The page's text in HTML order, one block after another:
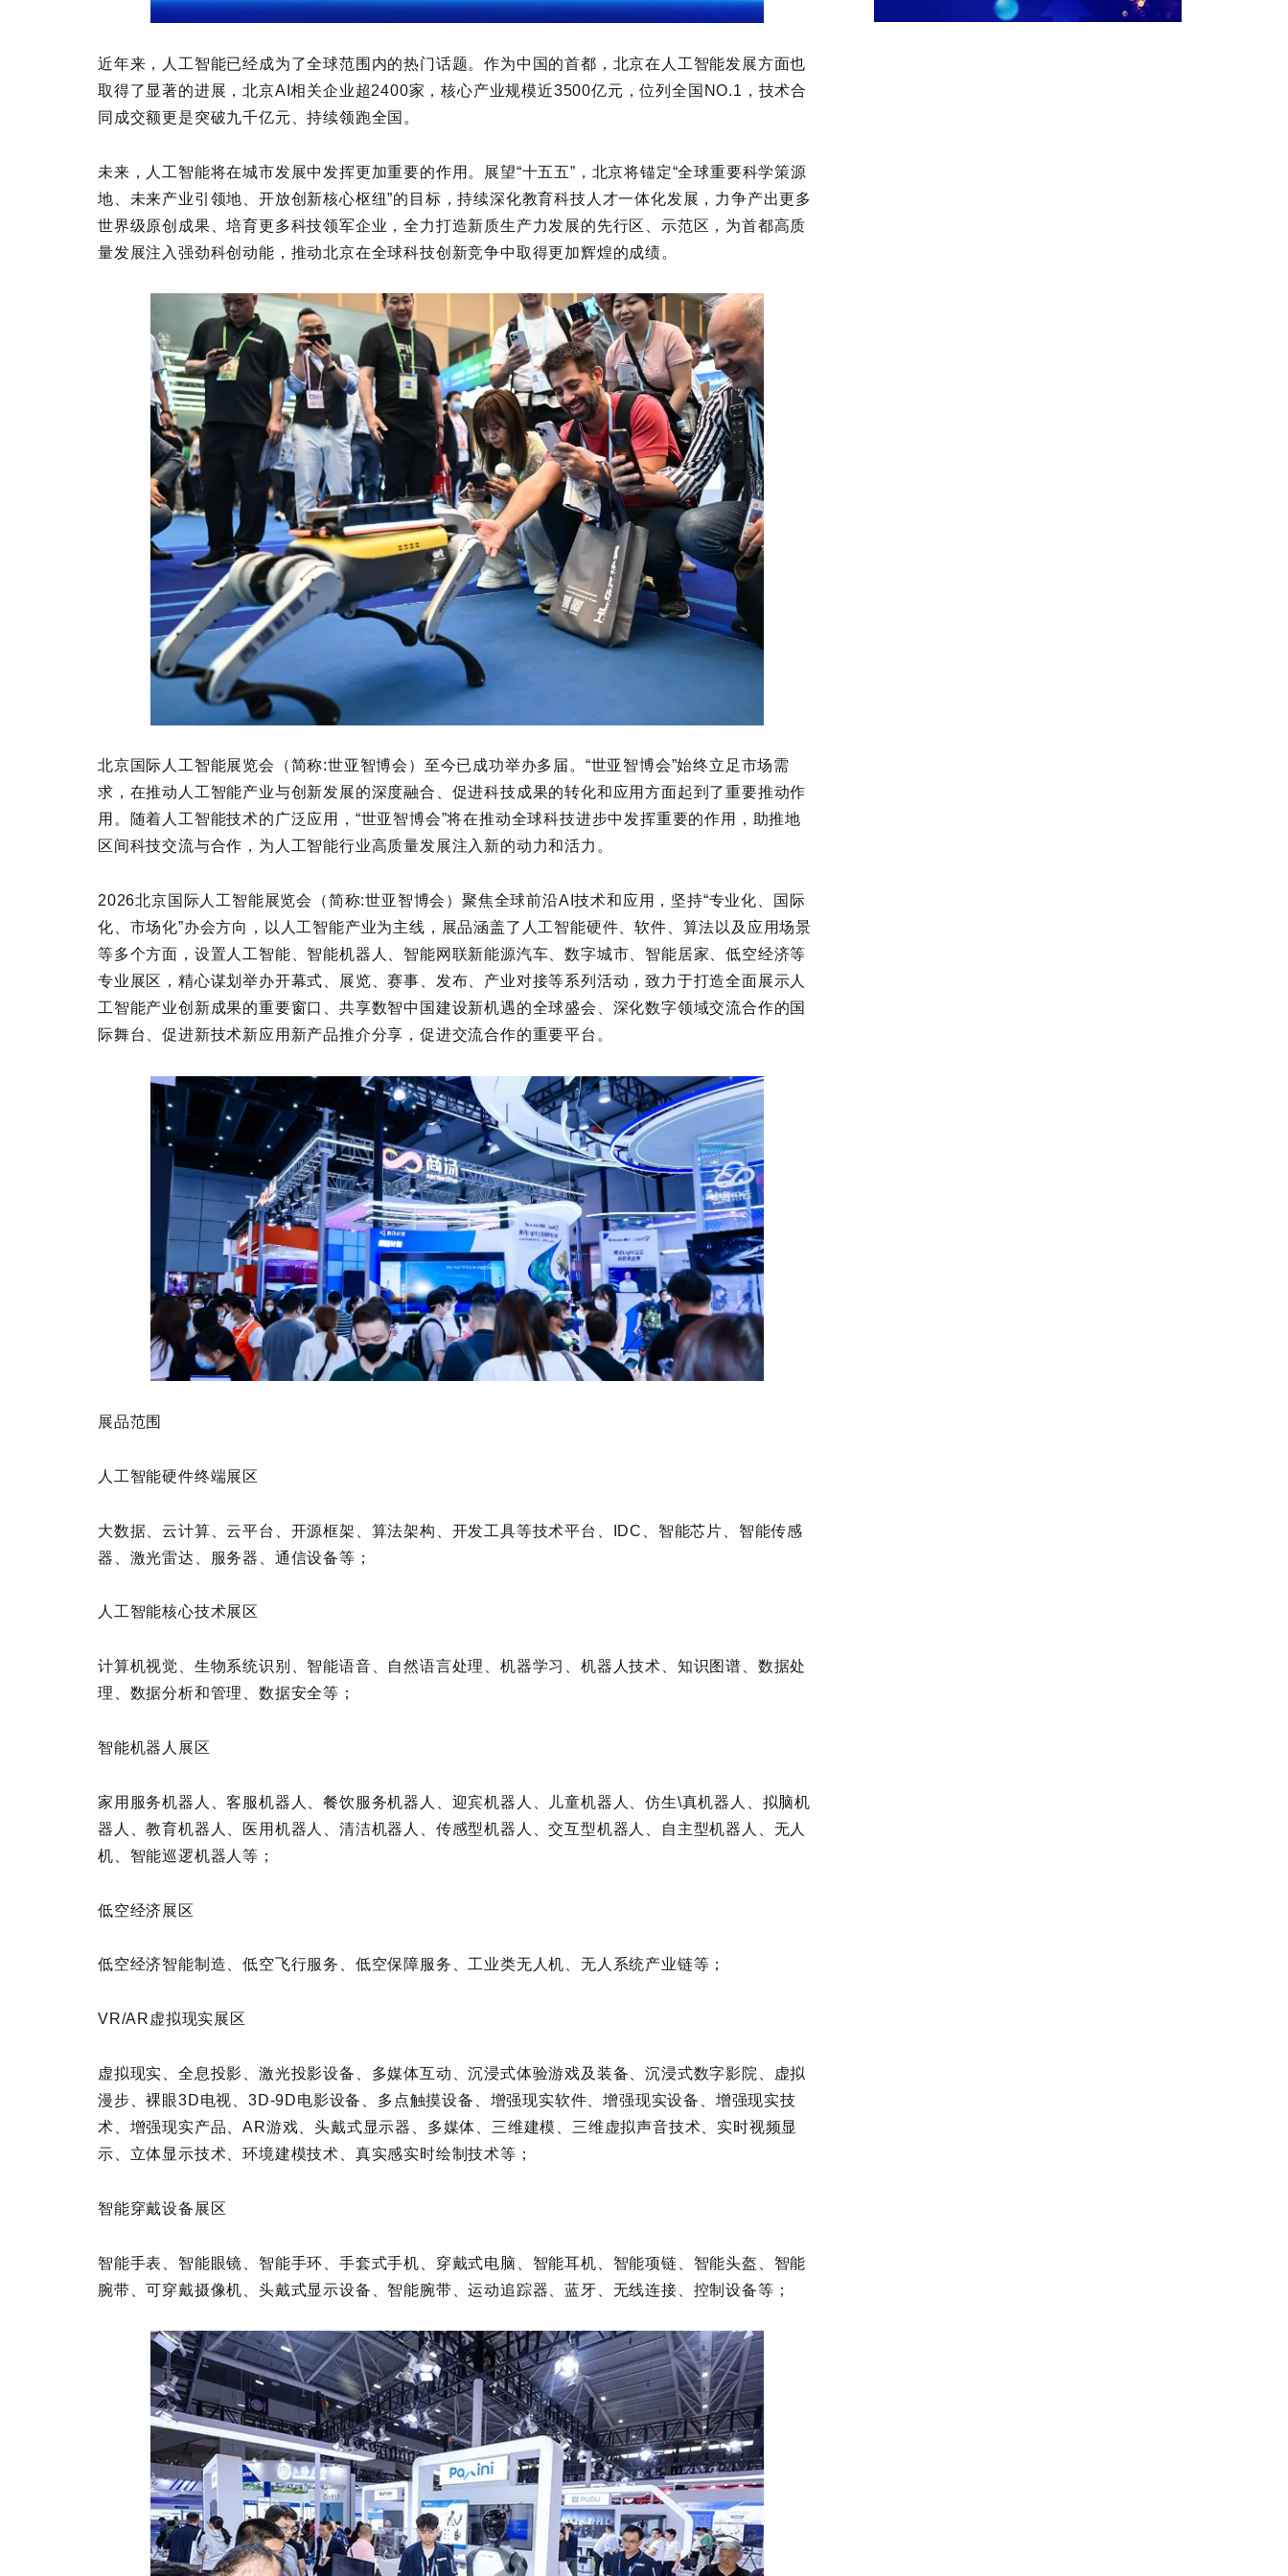
近年来，人工智能已经成为了全球范围内的热门话题。作为中国的首都，北京在人工智能发展方面也
取得了显著的进展，北京AI相关企业超2400家，核心产业规模近3500亿元，位列全国NO.1，技术合
同成交额更是突破九千亿元、持续领跑全国。
未来，人工智能将在城市发展中发挥更加重要的作用。展望“十五五”，北京将锚定“全球重要科学策源
地、未来产业引领地、开放创新核心枢纽”的目标，持续深化教育科技人才一体化发展，力争产出更多
世界级原创成果、培育更多科技领军企业，全力打造新质生产力发展的先行区、示范区，为首都高质
量发展注入强劲科创动能，推动北京在全球科技创新竞争中取得更加辉煌的成绩。
北京国际人工智能展览会（简称:世亚智博会）至今已成功举办多届。“世亚智博会”始终立足市场需
求，在推动人工智能产业与创新发展的深度融合、促进科技成果的转化和应用方面起到了重要推动作
用。随着人工智能技术的广泛应用，“世亚智博会”将在推动全球科技进步中发挥重要的作用，助推地
区间科技交流与合作，为人工智能行业高质量发展注入新的动力和活力。
2026北京国际人工智能展览会（简称:世亚智博会）聚焦全球前沿AI技术和应用，坚持“专业化、国际
化、市场化”办会方向，以人工智能产业为主线，展品涵盖了人工智能硬件、软件、算法以及应用场景
等多个方面，设置人工智能、智能机器人、智能网联新能源汽车、数字城市、智能居家、低空经济等
专业展区，精心谋划举办开幕式、展览、赛事、发布、产业对接等系列活动，致力于打造全面展示人
工智能产业创新成果的重要窗口、共享数智中国建设新机遇的全球盛会、深化数字领域交流合作的国
际舞台、促进新技术新应用新产品推介分享，促进交流合作的重要平台。
展品范围
人工智能硬件终端展区
大数据、云计算、云平台、开源框架、算法架构、开发工具等技术平台、IDC、智能芯片、智能传感
器、激光雷达、服务器、通信设备等；
人工智能核心技术展区
计算机视觉、生物系统识别、智能语音、自然语言处理、机器学习、机器人技术、知识图谱、数据处
理、数据分析和管理、数据安全等；
智能机器人展区
家用服务机器人、客服机器人、餐饮服务机器人、迎宾机器人、儿童机器人、仿生\真机器人、拟脑机
器人、教育机器人、医用机器人、清洁机器人、传感型机器人、交互型机器人、自主型机器人、无人
机、智能巡逻机器人等；
低空经济展区
低空经济智能制造、低空飞行服务、低空保障服务、工业类无人机、无人系统产业链等；
VR/AR虚拟现实展区
虚拟现实、全息投影、激光投影设备、多媒体互动、沉浸式体验游戏及装备、沉浸式数字影院、虚拟
漫步、裸眼3D电视、3D-9D电影设备、多点触摸设备、增强现实软件、增强现实设备、增强现实技
术、增强现实产品、AR游戏、头戴式显示器、多媒体、三维建模、三维虚拟声音技术、实时视频显
示、立体显示技术、环境建模技术、真实感实时绘制技术等；
智能穿戴设备展区
智能手表、智能眼镜、智能手环、手套式手机、穿戴式电脑、智能耳机、智能项链、智能头盔、智能
腕带、可穿戴摄像机、头戴式显示设备、智能腕带、运动追踪器、蓝牙、无线连接、控制设备等；